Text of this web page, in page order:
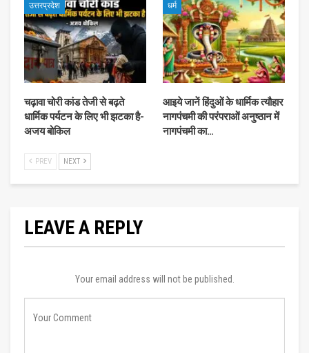
उत्तरप्रदेश
चढ़ावा चोरी कांड तेजी से बढ़ते
धार्मिक पर्यटन के लिए भी झटका है-
अजय बोकिल
धर्म
आइये जानें हिंदुओं के धार्मिक त्यौहार
नागपंचमी की परंपराओं अनुष्ठान में
नागपंचमी का…
PREV NEXT
LEAVE A REPLY
Your email address will not be published.